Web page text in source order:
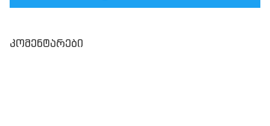
კომენტარები